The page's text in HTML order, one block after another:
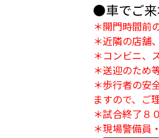
●車でご来
＊開門時間前
＊近隣の店舗
＊コンビニ、
＊送迎のため
＊歩行者の安
ますので、ご
＊試合終了８
＊現場警備員